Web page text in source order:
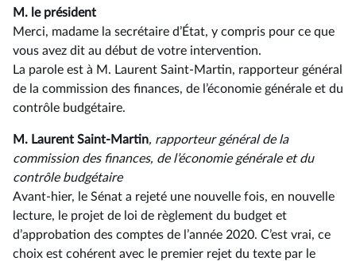
M. le président
Merci, madame la secrétaire d’État, y compris pour ce que
vous avez dit au début de votre intervention.
La parole est à M. Laurent Saint-Martin, rapporteur général
de la commission des finances, de l’économie générale et du
contrôle budgétaire.
M. Laurent Saint-Martin, rapporteur général de la
commission des finances, de l’économie générale et du
contrôle budgétaire
Avant-hier, le Sénat a rejeté une nouvelle fois, en nouvelle
lecture, le projet de loi de règlement du budget et
d’approbation des comptes de l’année 2020. C’est vrai, ce
choix est cohérent avec le premier rejet du texte par le